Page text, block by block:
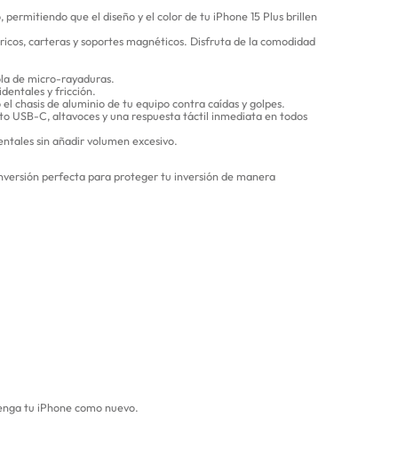
que el diseño y el color de tu iPhone 15 Plus brillen
carteras y soportes magnéticos. Disfruta de la comodidad
de micro-rayaduras.
y fricción.
chasis de aluminio de tu equipo contra caídas y golpes.
USB-C, altavoces y una respuesta táctil inmediata en todos
sin añadir volumen excesivo.
perfecta para proteger tu inversión de manera
tu iPhone como nuevo.